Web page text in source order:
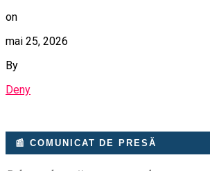
on
mai 25, 2026
By
Deny
📰 COMUNICAT DE PRESĂ